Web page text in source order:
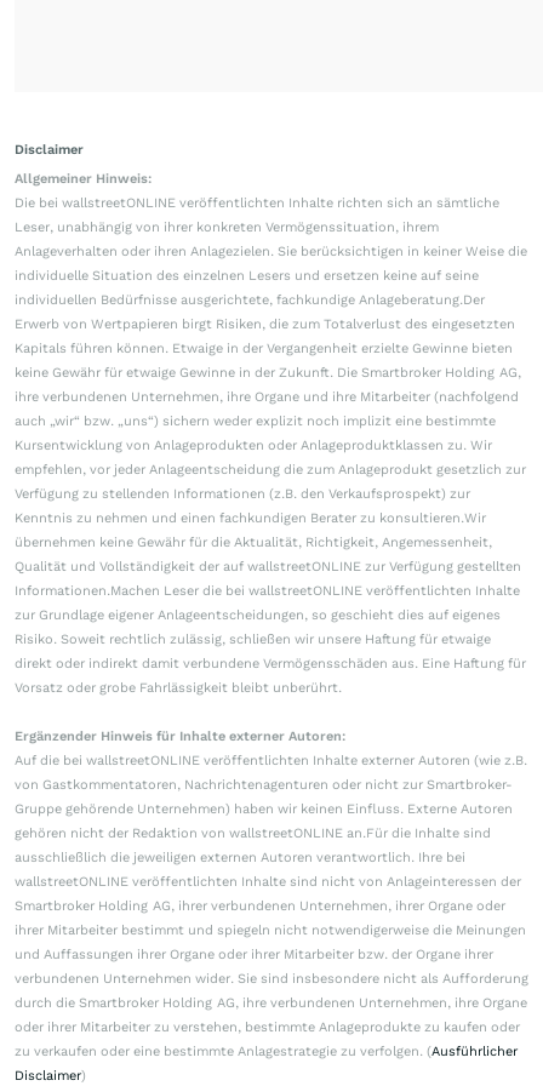
Disclaimer
Allgemeiner Hinweis:
Die bei wallstreetONLINE veröffentlichten Inhalte richten sich an sämtliche
Leser, unabhängig von ihrer konkreten Vermögenssituation, ihrem
Anlageverhalten oder ihren Anlagezielen. Sie berücksichtigen in keiner Weise die
individuelle Situation des einzelnen Lesers und ersetzen keine auf seine
individuellen Bedürfnisse ausgerichtete, fachkundige Anlageberatung.Der
Erwerb von Wertpapieren birgt Risiken, die zum Totalverlust des eingesetzten
Kapitals führen können. Etwaige in der Vergangenheit erzielte Gewinne bieten
keine Gewähr für etwaige Gewinne in der Zukunft. Die Smartbroker Holding AG,
ihre verbundenen Unternehmen, ihre Organe und ihre Mitarbeiter (nachfolgend
auch „wir“ bzw. „uns“) sichern weder explizit noch implizit eine bestimmte
Kursentwicklung von Anlageprodukten oder Anlageproduktklassen zu. Wir
empfehlen, vor jeder Anlageentscheidung die zum Anlageprodukt gesetzlich zur
Verfügung zu stellenden Informationen (z.B. den Verkaufsprospekt) zur
Kenntnis zu nehmen und einen fachkundigen Berater zu konsultieren.Wir
übernehmen keine Gewähr für die Aktualität, Richtigkeit, Angemessenheit,
Qualität und Vollständigkeit der auf wallstreetONLINE zur Verfügung gestellten
Informationen.Machen Leser die bei wallstreetONLINE veröffentlichten Inhalte
zur Grundlage eigener Anlageentscheidungen, so geschieht dies auf eigenes
Risiko. Soweit rechtlich zulässig, schließen wir unsere Haftung für etwaige
direkt oder indirekt damit verbundene Vermögensschäden aus. Eine Haftung für
Vorsatz oder grobe Fahrlässigkeit bleibt unberührt.
Ergänzender Hinweis für Inhalte externer Autoren:
Auf die bei wallstreetONLINE veröffentlichten Inhalte externer Autoren (wie z.B.
von Gastkommentatoren, Nachrichtenagenturen oder nicht zur Smartbroker-
Gruppe gehörende Unternehmen) haben wir keinen Einfluss. Externe Autoren
gehören nicht der Redaktion von wallstreetONLINE an.Für die Inhalte sind
ausschließlich die jeweiligen externen Autoren verantwortlich. Ihre bei
wallstreetONLINE veröffentlichten Inhalte sind nicht von Anlageinteressen der
Smartbroker Holding AG, ihrer verbundenen Unternehmen, ihrer Organe oder
ihrer Mitarbeiter bestimmt und spiegeln nicht notwendigerweise die Meinungen
und Auffassungen ihrer Organe oder ihrer Mitarbeiter bzw. der Organe ihrer
verbundenen Unternehmen wider. Sie sind insbesondere nicht als Aufforderung
durch die Smartbroker Holding AG, ihre verbundenen Unternehmen, ihre Organe
oder ihrer Mitarbeiter zu verstehen, bestimmte Anlageprodukte zu kaufen oder
zu verkaufen oder eine bestimmte Anlagestrategie zu verfolgen. (Ausführlicher
Disclaimer)